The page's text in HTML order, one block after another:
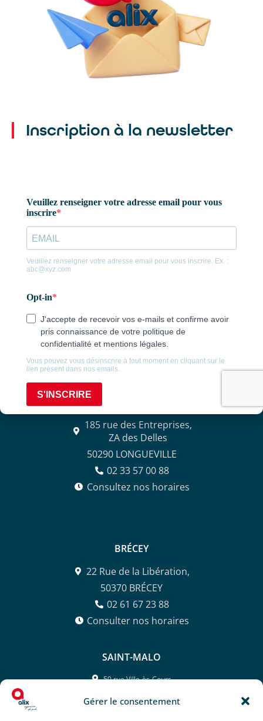
Gérer le consentement
contact@agencealix.fr
CONDÉ-SUR-VIRE
02 33 57 00 88
Consulter nos horaires
LONGUEVILLE
185 rue des Entreprises,
ZA des Delles
50290 LONGUEVILLE
02 33 57 00 88
Consultez nos horaires
BRÉCEY
22 Rue de la Libération,
50370 BRÉCEY
02 61 67 23 88
Consulter nos horaires
SAINT-MALO
50 rue Ville-ès-Cours,
Inscription à la newsletter